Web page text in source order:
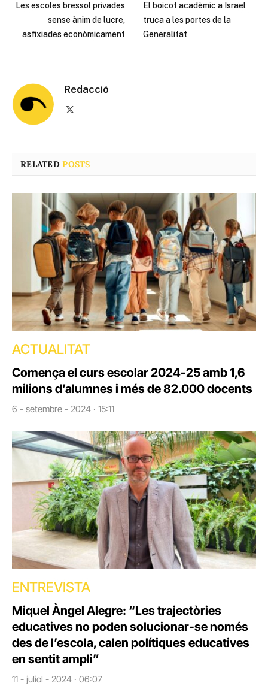
Les escoles bressol privades
sense ànim de lucre,
asfixiades econòmicament
El boicot acadèmic a Israel
truca a les portes de la
Generalitat
Redacció
RELATEDPOSTS
ACTUALITAT
Comença el curs escolar 2024-25 amb 1,6
milions d’alumnes i més de 82.000 docents
6 - setembre - 2024 · 15:11
ENTREVISTA
Miquel Àngel Alegre: “Les trajectòries
educatives no poden solucionar-se només
des de l’escola, calen polítiques educatives
en sentit ampli”
11 - juliol - 2024 · 06:07